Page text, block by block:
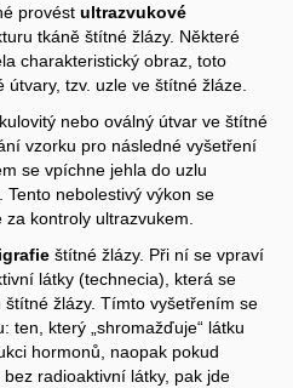
provést ultrazvukové
tkáně štítné žlázy. Některé
charakteristický obraz, toto
tzv. uzle ve štítné žláze.
nebo oválný útvar ve štítné
vzorku pro následné vyšetření
se vpíchne jehla do uzlu
nebolestivý výkon se
kontroly ultrazvukem.
štítné žlázy. Při ní se vpraví
látky (technecia), která se
žlázy. Tímto vyšetřením se
ten, který „shromažďuje“ látku
hormonů, naopak pokud
radioaktivní látky, pak jde